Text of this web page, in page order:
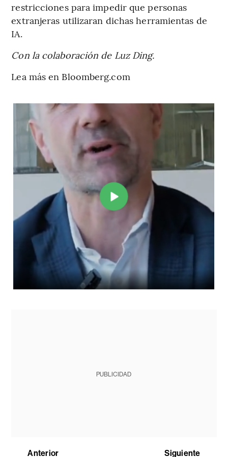
restricciones para impedir que personas
extranjeras utilizaran dichas herramientas de
IA.
Con la colaboración de Luz Ding.
Lea más en Bloomberg.com
PUBLICIDAD
Anterior Siguiente